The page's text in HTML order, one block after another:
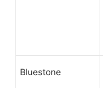
Bluestone